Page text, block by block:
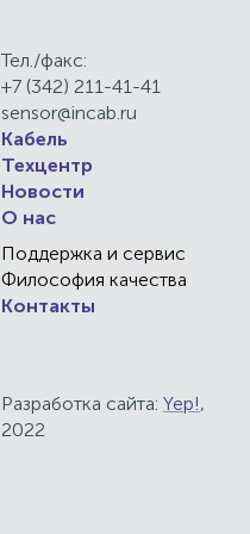
Тел./факс:
+7 (342) 211-41-41
sensor@incab.ru
Кабель
Техцентр
Новости
О нас
Поддержка и сервис
Философия качества
Контакты
Разработка сайта: Yep!,
2022